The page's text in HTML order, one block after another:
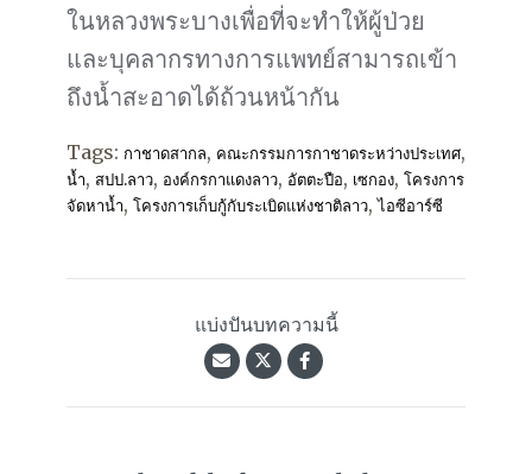
ในหลวงพระบางเพื่อที่จะทำให้ผู้ป่วย
และบุคลากรทางการแพทย์สามารถเข้า
ถึงน้ำสะอาดได้ถ้วนหน้ากัน
Tags: กาชาดสากล, คณะกรรมการกาชาดระหว่างประเทศ,
น้ำ, สปป.ลาว, องค์กรกาแดงลาว, อัตตะปือ, เซกอง, โครงการ
จัดหาน้ำ, โครงการเก็บกู้กับระเบิดแห่งชาติลาว,ไอซีอาร์ซี
แบ่งปันบทความนี้